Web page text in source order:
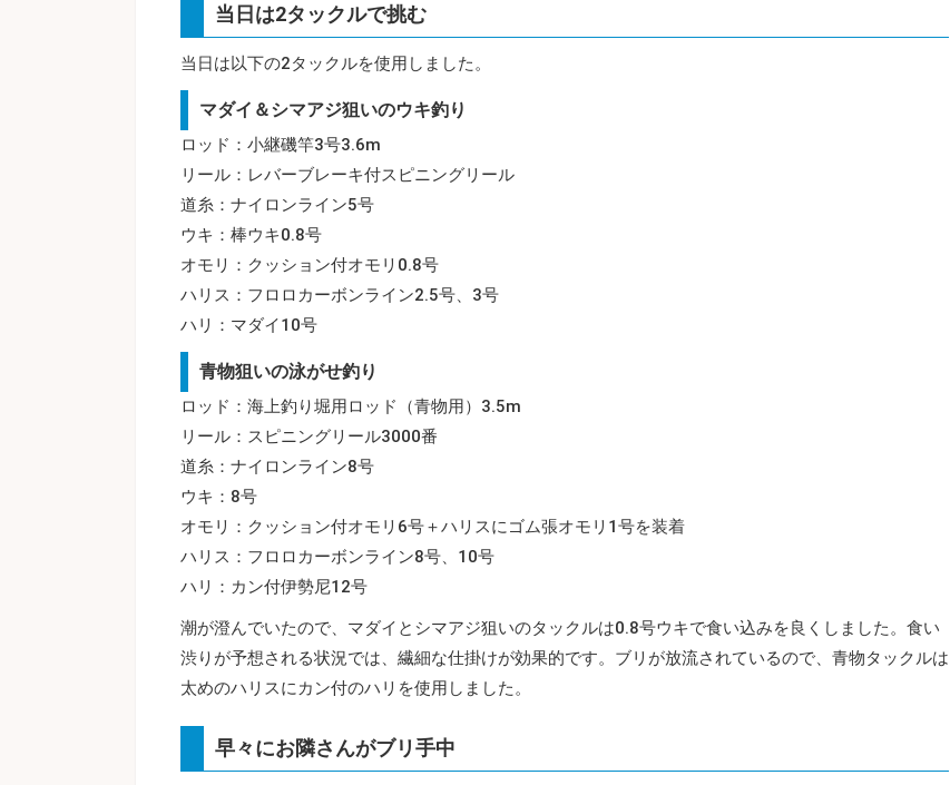
当日は2タックルで挑む
当日は以下の2タックルを使用しました。
マダイ＆シマアジ狙いのウキ釣り
ロッド：小継磯竿3号3.6m
リール：レバーブレーキ付スピニングリール
道糸：ナイロンライン5号
ウキ：棒ウキ0.8号
オモリ：クッション付オモリ0.8号
ハリス：フロロカーボンライン2.5号、3号
ハリ：マダイ10号
青物狙いの泳がせ釣り
ロッド：海上釣り堀用ロッド（青物用）3.5m
リール：スピニングリール3000番
道糸：ナイロンライン8号
ウキ：8号
オモリ：クッション付オモリ6号＋ハリスにゴム張オモリ1号を装着
ハリス：フロロカーボンライン8号、10号
ハリ：カン付伊勢尼12号
潮が澄んでいたので、マダイとシマアジ狙いのタックルは0.8号ウキで食い込みを良くしました。食い
渋りが予想される状況では、繊細な仕掛けが効果的です。ブリが放流されているので、青物タックルは
太めのハリスにカン付のハリを使用しました。
早々にお隣さんがブリ手中